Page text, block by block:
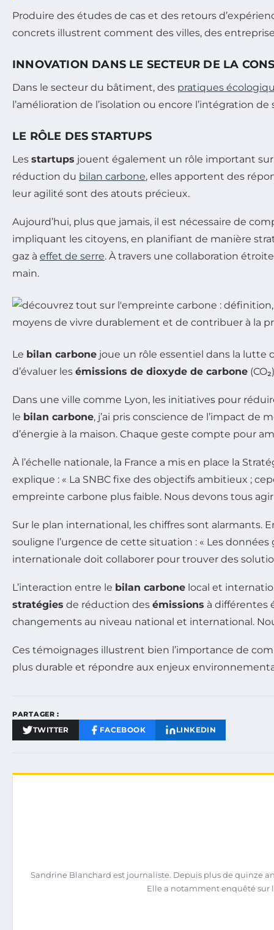
Produire des études de cas et des retours
concrets illustrent comment des villes, des
INNOVATION DANS LE SECTEUR DE LA
Dans le secteur du bâtiment, des pratiques
l’amélioration de l’isolation ou encore l’intégration
LE RÔLE DES STARTUPS
Les startups jouent également un rôle important
réduction du bilan carbone, elles apportent des
leur agilité sont des atouts précieux.
Aujourd’hui, plus que jamais, il est nécessaire de
impliquant les citoyens, en planifiant de manière
gaz à effet de serre. À travers une collaboration
main.
Le bilan carbone joue un rôle essentiel dans la lutte
d’évaluer les émissions de dioxyde de carbone
Dans une ville comme Lyon, les initiatives pour
le bilan carbone, j’ai pris conscience de l’impact
d’énergie à la maison. Chaque geste compte pour
À l’échelle nationale, la France a mis en place la
explique : « La SNBC fixe des objectifs ambitieux ;
empreinte carbone plus faible. Nous devons tous
Sur le plan international, les chiffres sont alarmants.
souligne l’urgence de cette situation : « Les
internationale doit collaborer pour trouver des
L’interaction entre le bilan carbone local et
stratégies de réduction des émissions à différentes
changements au niveau national et international.
Ces témoignages illustrent bien l’importance de
plus durable et répondre aux enjeux
PARTAGER :
TWITTER FACEBOOK LINKEDIN
Sandrine Blanchard est journaliste. Depuis plus de quinze
Elle a notamment enquêté sur